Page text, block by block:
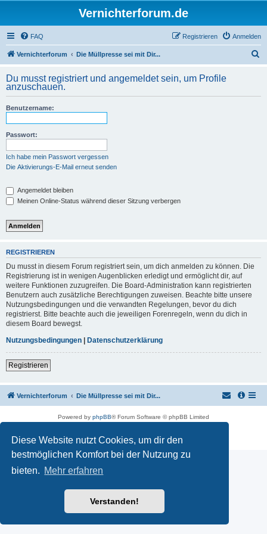
Diese Website nutzt Cookies, um dir den
bestmöglichen Komfort bei der Nutzung zu
bieten. Mehr erfahren
Verstanden!
Vernichterforum.de
FAQ Anmelden
Registrieren
Vernichterforum Die Müllpresse sei mit Dir...
h
Du musst registriert und angemeldet sein, um Profile
anzuschauen.
Benutzername:
Passwort:
Ich habe mein Passwort vergessen
Die Aktivierungs-E-Mail erneut senden
Angemeldet bleiben
Meinen Online-Status während dieser Sitzung verbergen
REGISTRIEREN
Du musst in diesem Forum registriert sein, um dich anmelden zu können. Die
Registrierung ist in wenigen Augenblicken erledigt und ermöglicht dir, auf
weitere Funktionen zuzugreifen. Die Board-Administration kann registrierten
Benutzern auch zusätzliche Berechtigungen zuweisen. Beachte bitte unsere
Nutzungsbedingungen und die verwandten Regelungen, bevor du dich
registrierst. Bitte beachte auch die jeweiligen Forenregeln, wenn du dich in
diesem Board bewegst.
Nutzungsbedingungen | Datenschutzerklärung
Registrieren
Vernichterforum Die Müllpresse sei mit Dir...
Powered by phpBB® Forum Software © phpBB Limited
Datenschutz|Nutzungsbedingungen